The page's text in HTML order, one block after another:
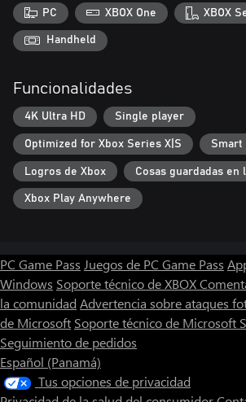
PC XBOX One XBOX
Handheld
Funcionalidades
4K Ultra HD Single player
Optimized for Xbox Series X|S Smart
Logros de Xbox Cosas guardadas en
Xbox Play Anywhere
PC Game Pass Juegos de PC Game Pass
Windows Soporte técnico de XBOX
la comunidad Advertencia sobre ataques
de Microsoft Soporte técnico de Microsoft
Seguimiento de pedidos
Español (Panamá)
Tus opciones de privacidad